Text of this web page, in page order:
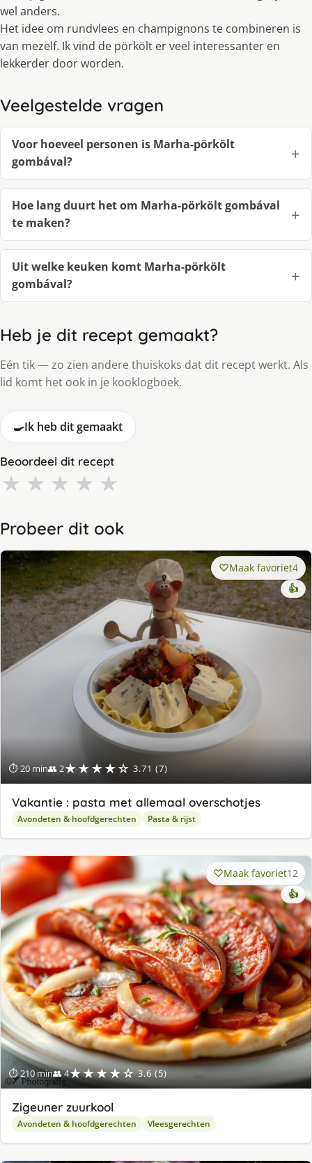
wel anders.
Het idee om rundvlees en champignons te combineren is
van mezelf. Ik vind de pörkölt er veel interessanter en
lekkerder door worden.
Veelgestelde vragen
Voor hoeveel personen is Marha-pörkölt
gombával?
Hoe lang duurt het om Marha-pörkölt gombával
te maken?
Uit welke keuken komt Marha-pörkölt
gombával?
Heb je dit recept gemaakt?
Eén tik — zo zien andere thuiskoks dat dit recept werkt. Als
lid komt het ook in je kooklogboek.
🍳Ik heb dit gemaakt
Beoordeel dit recept
★ ★ ★ ★ ★
Probeer dit ook
⏱ 20 min👥 2★★★★☆ 3.71 (7)
Maak favoriet4
👍
Vakantie : pasta met allemaal overschotjes
Avondeten & hoofdgerechten Pasta & rijst
⏱ 210 min👥 4★★★★☆ 3.6 (5)
Maak favoriet12
👍
Zigeuner zuurkool
Avondeten & hoofdgerechten Vleesgerechten